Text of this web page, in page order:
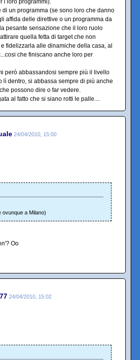
i loro programmi).
di un programma (se sono loro che danno
affida delle direttive o un programma da
pesante sensazione che il loro ruolo
quella fetta di target che non
fidelizzarla alle dinamiche della casa, al
che finiscano anche loro per
però abbassandosi sempre più il livello
lì dentro, si abbassa sempre di più anche
possono dire o far vedere.
al fatto che si siano rotti le palle....
24/04/2010, 15:00
ovunque a Milano)
Oo
24/04/2010, 15:02